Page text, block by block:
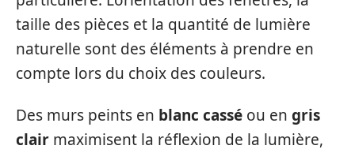
taille des pièces et la quantité de lumière
naturelle sont des éléments à prendre en
compte lors du choix des couleurs.
Des murs peints en blanc cassé ou en gris
clair maximisent la réflexion de la lumière,